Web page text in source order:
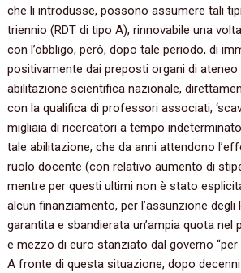
che li introdusse, possono assumere tali
triennio (RDT di tipo A), rinnovabile una
con l’obbligo, però, dopo tale periodo, di
positivamente dai preposti organi di
abilitazione scientifica nazionale,
con la qualifica di professori associati,
migliaia di ricercatori a tempo
tale abilitazione, che da anni attendono
ruolo docente (con relativo aumento di
mentre per questi ultimi non è stato
alcun finanziamento, per l’assunzione degli
garantita e sbandierata un’ampia quota nel
e mezzo di euro stanziato dal governo “per
A fronte di questa situazione, dopo